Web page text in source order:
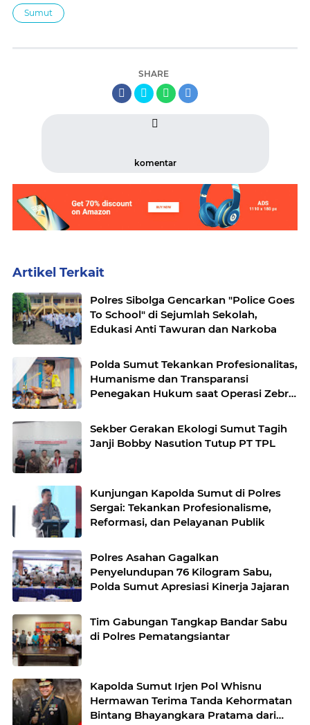
Sumut
SHARE
komentar
Artikel Terkait
Polres Sibolga Gencarkan "Police Goes
To School" di Sejumlah Sekolah,
Edukasi Anti Tawuran dan Narkoba
Polda Sumut Tekankan Profesionalitas,
Humanisme dan Transparansi
Penegakan Hukum saat Operasi Zebra
Sekber Gerakan Ekologi Sumut Tagih
Janji Bobby Nasution Tutup PT TPL
Kunjungan Kapolda Sumut di Polres
Sergai: Tekankan Profesionalisme,
Reformasi, dan Pelayanan Publik
Polres Asahan Gagalkan
Penyelundupan 76 Kilogram Sabu,
Polda Sumut Apresiasi Kinerja Jajaran
Tim Gabungan Tangkap Bandar Sabu
di Polres Pematangsiantar
Kapolda Sumut Irjen Pol Whisnu
Hermawan Terima Tanda Kehormatan
Bintang Bhayangkara Pratama dari